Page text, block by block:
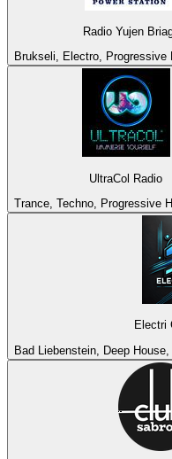
Radio Yujen
Brukseli, Electro, Progressive
UltraCol Radio
Trance, Techno, Progressive
Electri
Bad Liebenstein, Deep